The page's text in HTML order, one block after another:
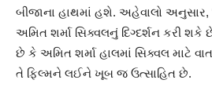
બીજાના હાથમાં હશે. અહેવાલો અનુસાર,
અમિત શર્મા સિક્વલનું દિગ્દર્શન કરી
છે કે અમિત શર્મા હાલમાં સિક્વલ માટે
તે ફિલ્મને લઈને ખૂબ જ ઉત્સાહિત છે.